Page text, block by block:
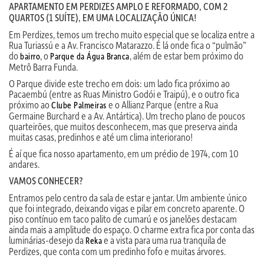
APARTAMENTO EM PERDIZES AMPLO E REFORMADO, COM 2
QUARTOS (1 SUÍTE), EM UMA LOCALIZAÇÃO ÚNICA!
Em Perdizes, temos um trecho muito especial que se localiza entre a
Rua Turiassú e a Av. Francisco Matarazzo. É lá onde fica o “pulmão”
dobairro, o Parque da Água Branca, além de estar bem próximo do
Metrô Barra Funda.
O Parque divide este trecho em dois: um lado fica próximo ao
Pacaembú (entre as Ruas Ministro Godói e Traipú), e o outro fica
próximo aoClube Palmeiras e o Allianz Parque (entre a Rua
Germaine Burchard e a Av. Antártica). Um trecho plano de poucos
quarteirões, que muitos desconhecem, mas que preserva ainda
muitas casas, predinhos e até um clima interiorano!
É aí que fica nosso apartamento, em um prédio de 1974, com 10
andares.
VAMOS CONHECER?
Entramos pelo centro da sala de estar e jantar. Um ambiente único
que foi integrado, deixando vigas e pilar em concreto aparente. O
piso contínuo em taco palito de cumarú e os janelões destacam
ainda mais a amplitude do espaço. O charme extra fica por conta das
luminárias-desejo da Rekae a vista para uma rua tranquila de
Perdizes, que conta com um predinho fofo e muitas árvores.